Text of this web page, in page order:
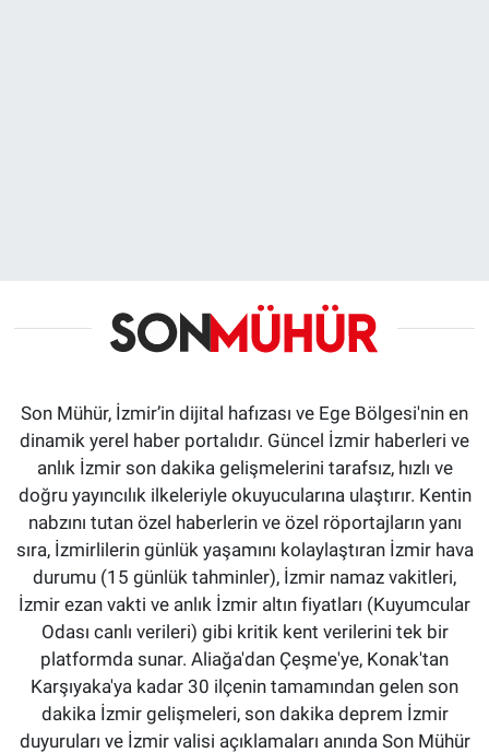
Son Mühür, İzmir’in dijital hafızası ve Ege Bölgesi'nin en
dinamik yerel haber portalıdır. Güncel İzmir haberleri ve
anlık İzmir son dakika gelişmelerini tarafsız, hızlı ve
doğru yayıncılık ilkeleriyle okuyucularına ulaştırır. Kentin
nabzını tutan özel haberlerin ve özel röportajların yanı
sıra, İzmirlilerin günlük yaşamını kolaylaştıran İzmir hava
durumu (15 günlük tahminler), İzmir namaz vakitleri,
İzmir ezan vakti ve anlık İzmir altın fiyatları (Kuyumcular
Odası canlı verileri) gibi kritik kent verilerini tek bir
platformda sunar. Aliağa'dan Çeşme'ye, Konak'tan
Karşıyaka'ya kadar 30 ilçenin tamamından gelen son
dakika İzmir gelişmeleri, son dakika deprem İzmir
duyuruları ve İzmir valisi açıklamaları anında Son Mühür